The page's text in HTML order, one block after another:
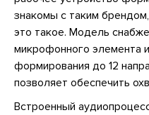
знакомы с таким
это такое. Модель
микрофонного элемента
формирования до 12
позволяет обеспечить
Встроенный